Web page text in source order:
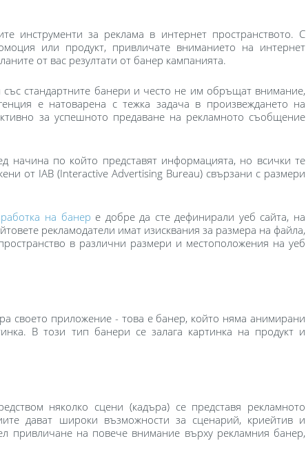
инструменти за реклама в интернет пространството. С
или продукт, привличате вниманието на интернет
от вас резултати от банер кампанията.
със стандартните банери и често не им обръщат внимание,
е натоварена с тежка задача в произвеждането на
за успешното предаване на рекламното съобщение
начина по който представят информацията, но всички те
от IAB (Interactive Advertising Bureau) свързани с размери
на банер е добре да сте дефинирали уеб сайта, на
рекламодатели имат изисквания за размера на файла,
в различни размери и местоположения на уеб
своето приложение - това е банер, който няма анимирани
В този тип банери се залага картинка на продукт и
няколко сцени (кадъра) се представя рекламното
дават широки възможности за сценарий, криейтив и
привличане на повече внимание върху рекламния банер,